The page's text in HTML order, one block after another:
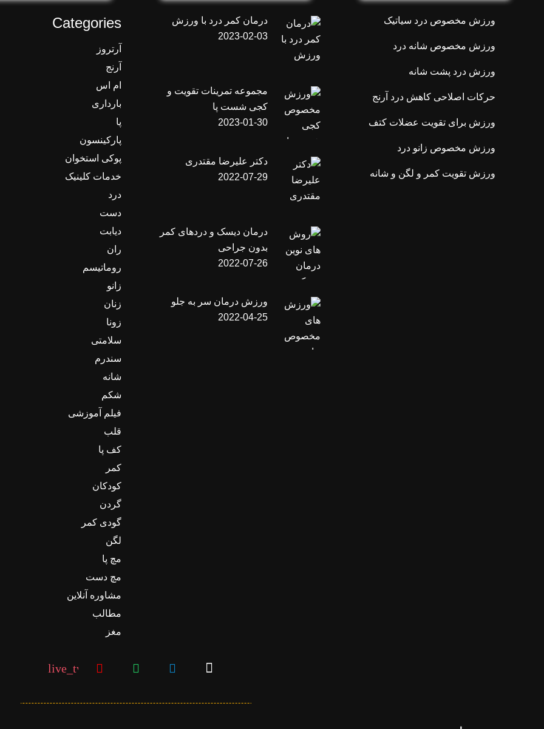
ورزش مخصوص درد سیاتیک
ورزش مخصوص شانه درد
ورزش درد پشت شانه
حرکات اصلاحی کاهش درد آرنج
ورزش برای تقویت عضلات کتف
ورزش مخصوص زانو درد
ورزش تقویت کمر و لگن و شانه
درمان کمر درد با ورزش
2023-02-03
مجموعه تمرینات تقویت و
کجی شست پا
2023-01-30
دکتر علیرضا مقتدری
2022-07-29
درمان دیسک و دردهای کمر
بدون جراحی
2022-07-26
ورزش درمان سر به جلو
2022-04-25
Categories
آرتروز
آرنج
ام اس
بارداری
پا
پارکینسون
پوکی استخوان
خدمات کلینیک
درد
دست
دیابت
ران
روماتیسم
زانو
زنان
زونا
سلامتی
سندرم
شانه
شکم
فیلم آموزشی
قلب
کف پا
کمر
کودکان
گردن
گودی کمر
لگن
مچ پا
مچ دست
مشاوره آنلاین
مطالب
مغز
live_tv